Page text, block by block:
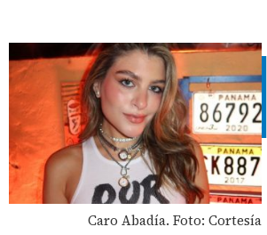
Caro Abadía. Foto: Cortesía